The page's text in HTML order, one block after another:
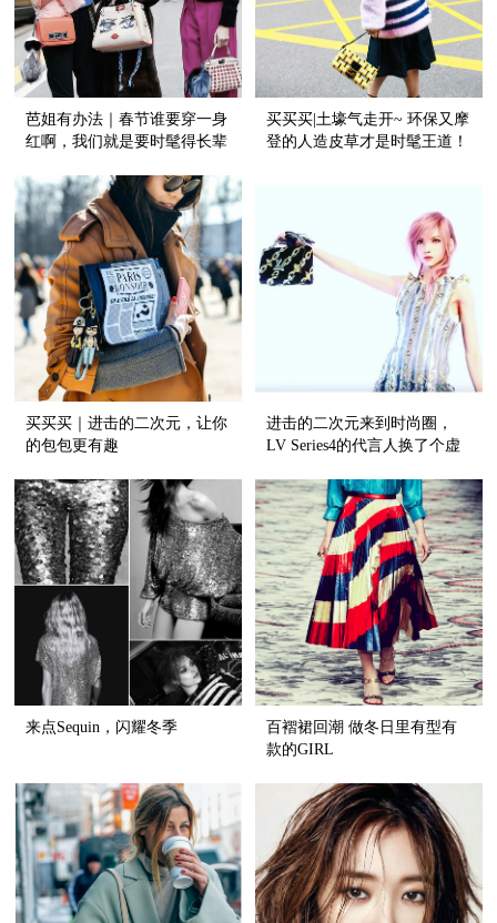
芭姐有办法｜春节谁要穿一身
红啊，我们就是要时髦得长辈
买买买|土壕气走开~ 环保又摩
登的人造皮草才是时髦王道！
买买买｜进击的二次元，让你
的包包更有趣
进击的二次元来到时尚圈，
LV Series4的代言人换了个虚
来点Sequin，闪耀冬季
百褶裙回潮 做冬日里有型有
款的GIRL